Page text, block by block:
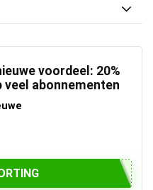
voordeel: 20%
veel abonnementen